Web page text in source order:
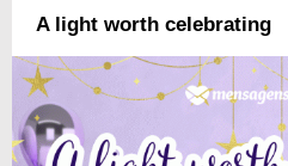
A light worth celebrating